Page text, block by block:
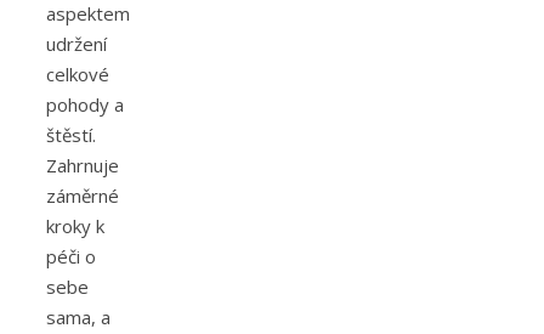
aspektem
udržení
celkové
pohody a
štěstí.
Zahrnuje
záměrné
kroky k
péči o
sebe
sama, a